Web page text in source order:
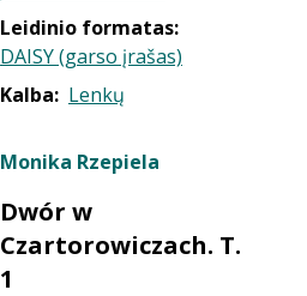
Leidinio formatas:
DAISY (garso įrašas)
Kalba: Lenkų
Monika Rzepiela
Dwór w
Czartorowiczach. T.
1